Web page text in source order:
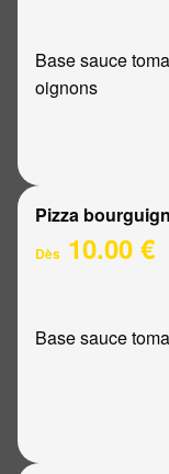
Base sauce
oignons
Pizza
Dès 10.00 €
Base sauce